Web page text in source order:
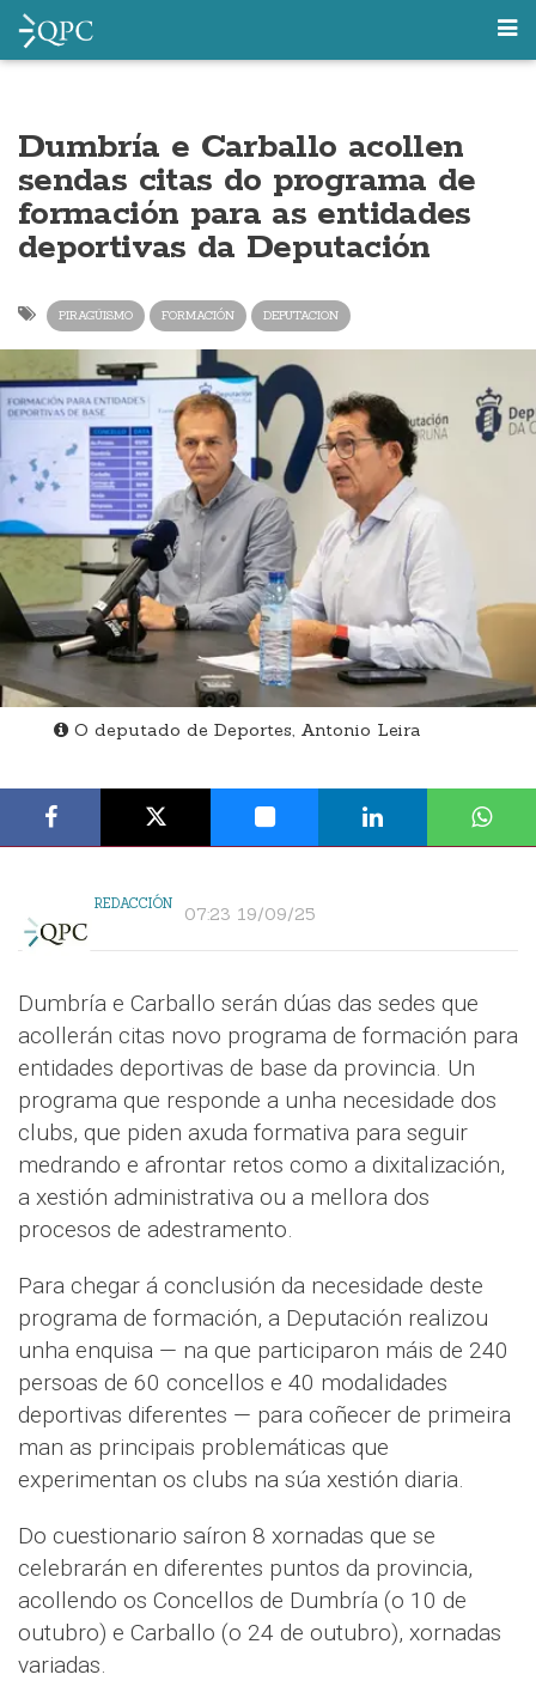
Dumbría e Carballo acollen
sendas citas do programa de
formación para as entidades
deportivas da Deputación
PIRAGÜISMO FORMACIÓN DEPUTACION
O deputado de Deportes, Antonio Leira
REDACCIÓN 07:23 19/09/25
Dumbría e Carballo serán dúas das sedes que
acollerán citas novo programa de formación para
entidades deportivas de base da provincia. Un
programa que responde a unha necesidade dos
clubs, que piden axuda formativa para seguir
medrando e afrontar retos como a dixitalización,
a xestión administrativa ou a mellora dos
procesos de adestramento.
Para chegar á conclusión da necesidade deste
programa de formación, a Deputación realizou
unha enquisa — na que participaron máis de 240
persoas de 60 concellos e 40 modalidades
deportivas diferentes — para coñecer de primeira
man as principais problemáticas que
experimentan os clubs na súa xestión diaria.
Do cuestionario saíron 8 xornadas que se
celebrarán en diferentes puntos da provincia,
acollendo os Concellos de Dumbría (o 10 de
outubro) e Carballo (o 24 de outubro), xornadas
variadas.